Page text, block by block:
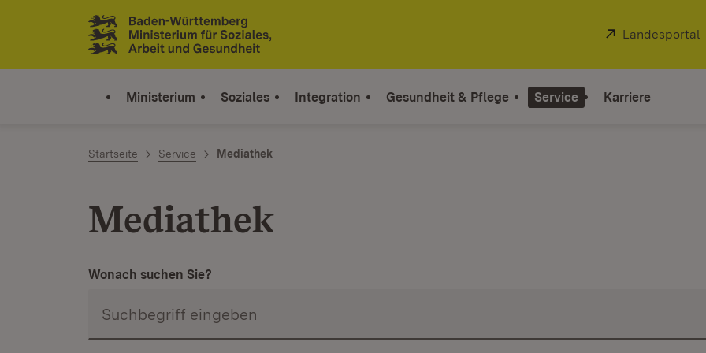
Zum Inhalt springen
Link zur Startseite
Extern:
Landesportal
Ministerium Soziales Integration Gesundheit & Pflege Service Karriere
Startseite Service Mediathek
Mediathek
Wonach suchen Sie?